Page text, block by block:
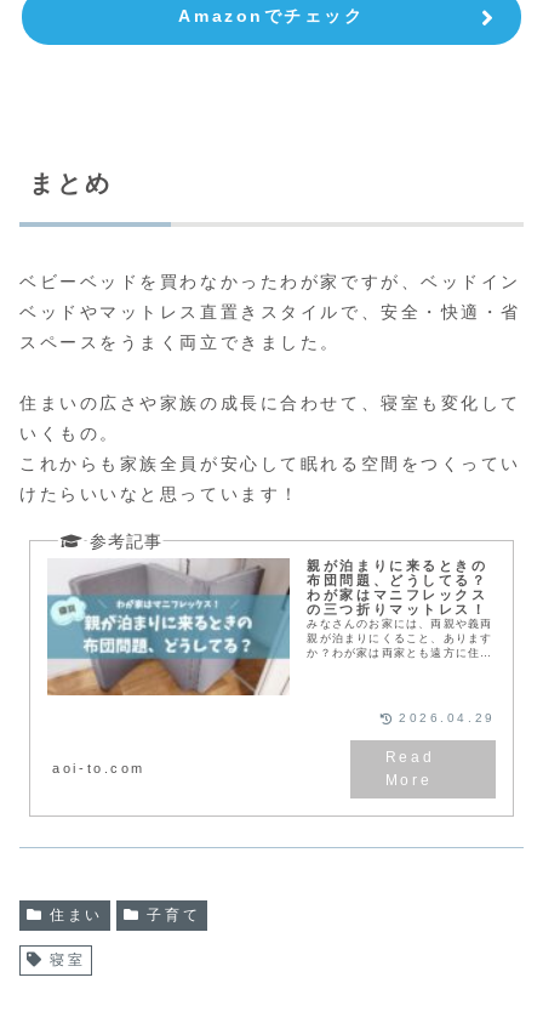
Amazonでチェック
まとめ
ベビーベッドを買わなかったわが家ですが、ベッドイン
ベッドやマットレス直置きスタイルで、安全・快適・省
スペースをうまく両立できました。
住まいの広さや家族の成長に合わせて、寝室も変化して
いくもの。
これからも家族全員が安心して眠れる空間をつくってい
けたらいいなと思っています！
親が泊まりに来るときの
布団問題、どうしてる？
わが家はマニフレックス
の三つ折りマットレス！
みなさんのお家には、両親や義両
親が泊まりにくること、あります
か？わが家は両家とも遠方に住ん
いってベッドを用意す...
aoi-to.com
2026.04.29
住まい 子育て
寝室